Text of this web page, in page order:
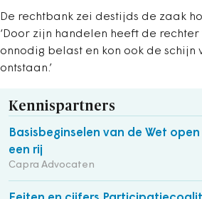
De rechtbank zei destijds de zaak
‘Door zijn handelen heeft de
onnodig belast en kon ook de
ontstaan.’
Kennispartners
Basisbeginselen van de Wet
een rij
Capra Advocaten